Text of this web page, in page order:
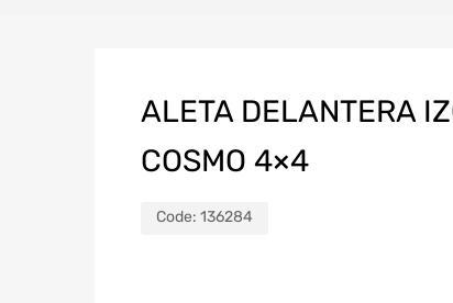
ALETA DELANTERA
COSMO 4×4
Code: 136284